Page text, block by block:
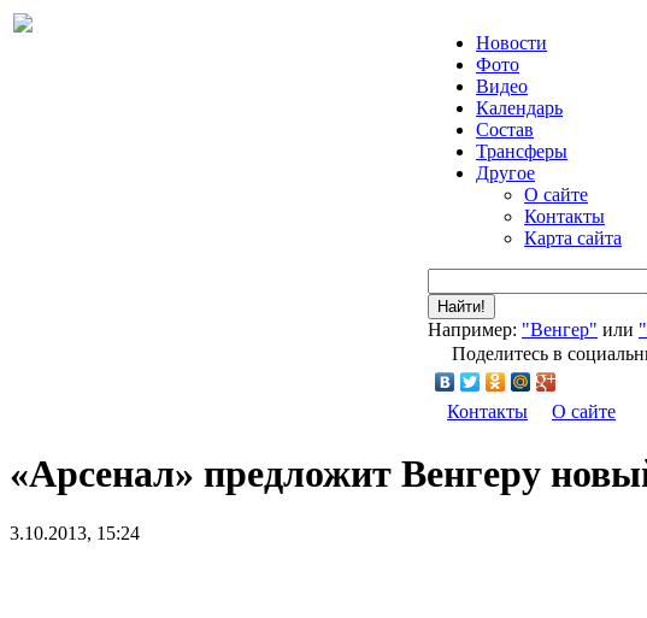
Новости
Фото
Видео
Календарь
Состав
Трансферы
Другое
О сайте
Контакты
Карта сайта
Найти!
Например: "Венгер" или
Поделитесь в
Контакты О сайте
«Арсенал» предложит Венгеру
3.10.2013, 15:24